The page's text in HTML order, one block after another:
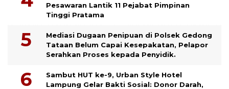
Pesawaran Lantik 11 Pejabat Pimpinan
Tinggi Pratama
Mediasi Dugaan Penipuan di Polsek Gedong
Tataan Belum Capai Kesepakatan, Pelapor
Serahkan Proses kepada Penyidik.
Sambut HUT ke-9, Urban Style Hotel
Lampung Gelar Bakti Sosial: Donor Darah,